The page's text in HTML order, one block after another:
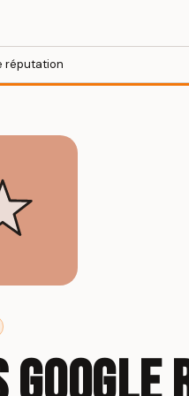
réputation